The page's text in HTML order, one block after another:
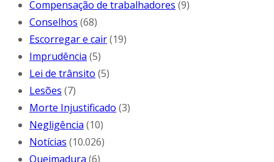
Compensação de trabalhadores (9)
Conselhos (68)
Escorregar e cair(19)
Imprudência (5)
Lei de trânsito (5)
Lesões (7)
Morte Injustificado (3)
Negligência (10)
Notícias (10.026)
Queimadura (6)